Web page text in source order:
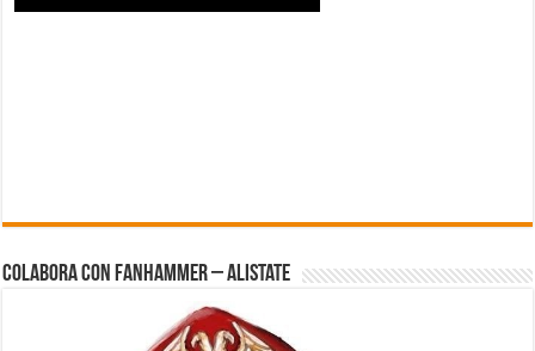
Colabora con FanHammer – Alistate